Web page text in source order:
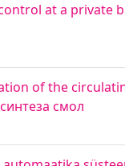
at a private
of the
смол